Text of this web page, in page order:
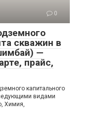
0
скважин в
—
прайс,
капитального
видами
Химия,